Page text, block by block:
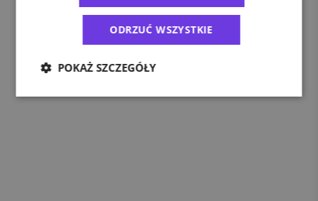
ODRZUĆ WSZYSTKIE
POKAŻ SZCZEGÓŁY